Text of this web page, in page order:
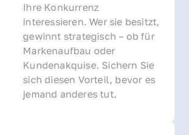
Ihre Konkurrenz
interessieren. Wer sie besitzt,
gewinnt strategisch – ob für
Markenaufbau oder
Kundenakquise. Sichern Sie
sich diesen Vorteil, bevor es
jemand anderes tut.